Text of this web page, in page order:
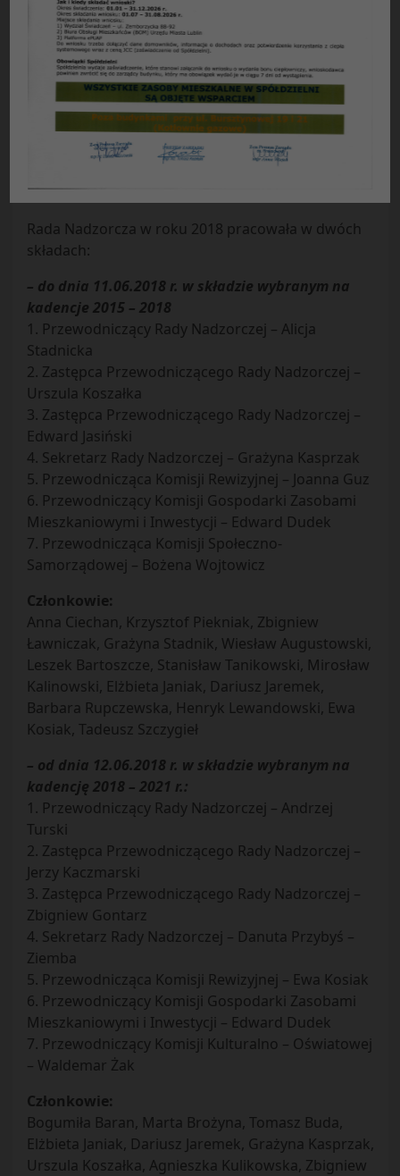
S P R A W O Z D A N I E
Rady Nadzorczej Spółdzielni Mieszkaniowej
„Czuby” w Lublinie
z działalności w 2018 roku
Zgodnie z przepisami ustawy – Prawo spółdzielcze,
ustawy o spółdzielniach mieszkaniowych i Statutu
naszej Spółdzielni, Rada Nadzorcza przedstawia
działalności w roku 2018.
Rada Nadzorcza w roku 2018 pracowała w dwóch
składach:
– do dnia 11.06.2018 r. w składzie wybranym na
kadencje 2015 – 2018
1. Przewodniczący Rady Nadzorczej – Alicja
Stadnicka
2. Zastępca Przewodniczącego Rady Nadzorczej –
Urszula Koszałka
3. Zastępca Przewodniczącego Rady Nadzorczej –
Edward Jasiński
4. Sekretarz Rady Nadzorczej – Grażyna Kasprzak
5. Przewodnicząca Komisji Rewizyjnej – Joanna Guz
6. Przewodniczący Komisji Gospodarki Zasobami
Mieszkaniowymi i Inwestycji – Edward Dudek
7. Przewodnicząca Komisji Społeczno-
Samorządowej – Bożena Wojtowicz
Członkowie:
Anna Ciechan, Krzysztof Piekniak, Zbigniew
Ławniczak, Grażyna Stadnik, Wiesław Augustowski,
Leszek Bartoszcze, Stanisław Tanikowski, Mirosław
Kalinowski, Elżbieta Janiak, Dariusz Jaremek,
Barbara Rupczewska, Henryk Lewandowski, Ewa
Kosiak, Tadeusz Szczygieł
– od dnia 12.06.2018 r. w składzie wybranym na
kadencję 2018 – 2021 r.:
1. Przewodniczący Rady Nadzorczej – Andrzej
Turski
2. Zastępca Przewodniczącego Rady Nadzorczej –
Jerzy Kaczmarski
3. Zastępca Przewodniczącego Rady Nadzorczej –
Zbigniew Gontarz
4. Sekretarz Rady Nadzorczej – Danuta Przybyś –
Ziemba
5. Przewodnicząca Komisji Rewizyjnej – Ewa Kosiak
6. Przewodniczący Komisji Gospodarki Zasobami
Mieszkaniowymi i Inwestycji – Edward Dudek
7. Przewodniczący Komisji Kulturalno – Oświatowej
– Waldemar Żak
Członkowie:
Bogumiła Baran, Marta Brożyna, Tomasz Buda,
Elżbieta Janiak, Dariusz Jaremek, Grażyna Kasprzak,
Urszula Koszałka, Agnieszka Kulikowska, Zbigniew